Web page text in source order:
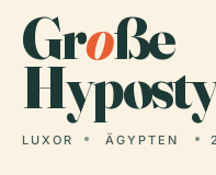
Große
LUXOR ÄGYPTEN